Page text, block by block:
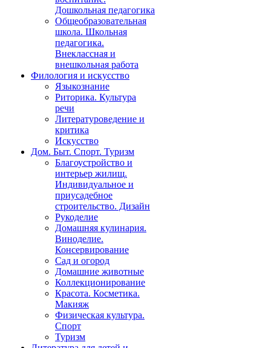
Дошкольная педагогика
Общеобразовательная
школа. Школьная
педагогика.
Внеклассная и
внешкольная работа
Филология и искусство
Языкознание
Риторика. Культура
речи
Литературоведение и
критика
Искусство
Дом. Быт. Спорт. Туризм
Благоустройство и
интерьер жилищ.
Индивидуальное и
приусадебное
строительство. Дизайн
Рукоделие
Домашняя кулинария.
Виноделие.
Консервирование
Сад и огород
Домашние животные
Коллекционирование
Красота. Косметика.
Макияж
Физическая культура.
Спорт
Туризм